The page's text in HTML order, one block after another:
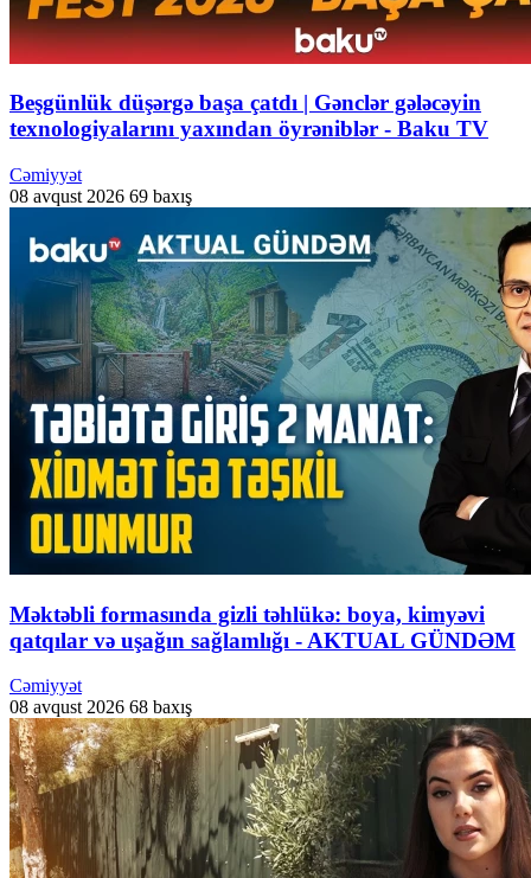
Beşgünlük düşərgə başa çatdı | Gənclər gələcəyin
texnologiyalarını yaxından öyrəniblər - Baku TV
Cəmiyyət
08 avqust 2026 69 baxış
Məktəbli formasında gizli təhlükə: boya, kimyəvi
qatqılar və uşağın sağlamlığı - AKTUAL GÜNDƏM
Cəmiyyət
08 avqust 2026 68 baxış